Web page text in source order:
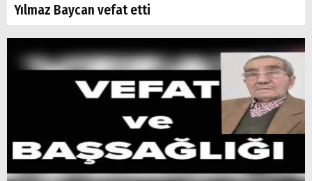
Yılmaz Baycan vefat etti